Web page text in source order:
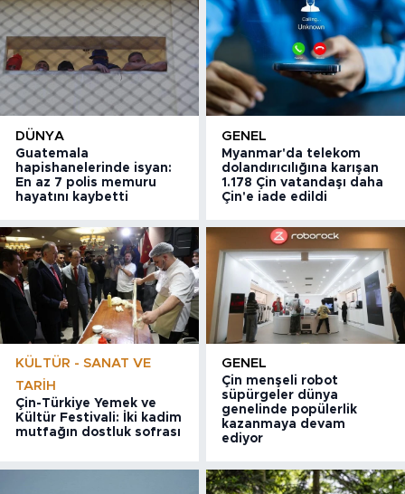
DÜNYA
Guatemala
hapishanelerinde isyan:
En az 7 polis memuru
hayatını kaybetti
GENEL
Myanmar'da telekom
dolandırıcılığına karışan
1.178 Çin vatandaşı daha
Çin'e iade edildi
KÜLTÜR - SANAT VE
TARIH
Çin-Türkiye Yemek ve
Kültür Festivali: İki kadim
mutfağın dostluk sofrası
GENEL
Çin menşeli robot
süpürgeler dünya
genelinde popülerlik
kazanmaya devam
ediyor